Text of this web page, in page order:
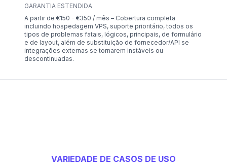
GARANTIA ESTENDIDA
A partir de €150 - €350 / mês – Cobertura completa
incluindo hospedagem VPS, suporte prioritário, todos os
tipos de problemas fatais, lógicos, principais, de formulário
e de layout, além de substituição de fornecedor/API se
integrações externas se tornarem instáveis ou
descontinuadas.
VARIEDADE DE CASOS DE USO